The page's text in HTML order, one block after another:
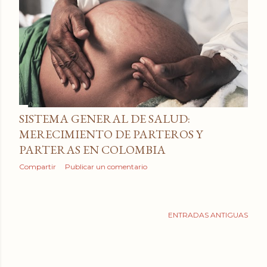
a
d
a
s
SISTEMA GENERAL DE SALUD:
MERECIMIENTO DE PARTEROS Y
PARTERAS EN COLOMBIA
Compartir Publicar un comentario
ENTRADAS ANTIGUAS